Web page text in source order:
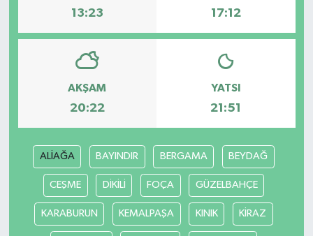
13:23 17:12
AKŞAM
20:22
YATSI
21:51
ALİAĞA BAYINDIR BERGAMA BEYDAĞ
CEŞME DİKİLİ FOÇA GÜZELBAHÇE
KARABURUN KEMALPAŞA KINIK KİRAZ